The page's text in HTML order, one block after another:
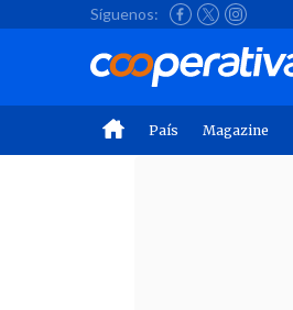
Síguenos:
País Magazine